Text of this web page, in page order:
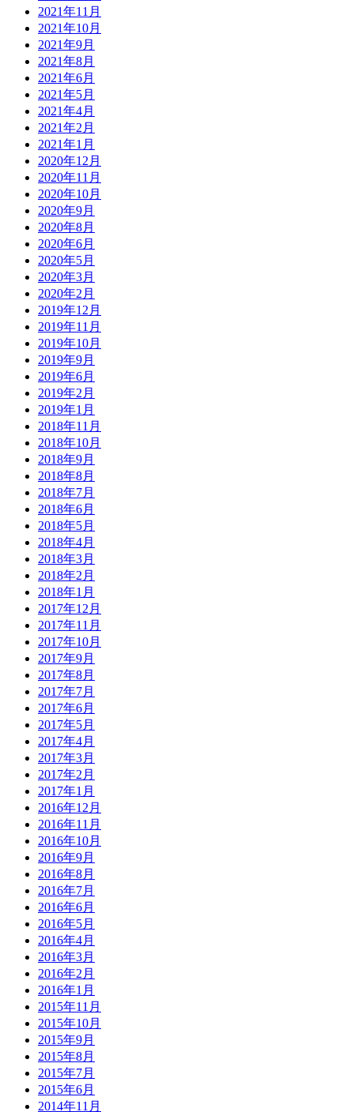
2021年11月
2021年10月
2021年9月
2021年8月
2021年6月
2021年5月
2021年4月
2021年2月
2021年1月
2020年12月
2020年11月
2020年10月
2020年9月
2020年8月
2020年6月
2020年5月
2020年3月
2020年2月
2019年12月
2019年11月
2019年10月
2019年9月
2019年6月
2019年2月
2019年1月
2018年11月
2018年10月
2018年9月
2018年8月
2018年7月
2018年6月
2018年5月
2018年4月
2018年3月
2018年2月
2018年1月
2017年12月
2017年11月
2017年10月
2017年9月
2017年8月
2017年7月
2017年6月
2017年5月
2017年4月
2017年3月
2017年2月
2017年1月
2016年12月
2016年11月
2016年10月
2016年9月
2016年8月
2016年7月
2016年6月
2016年5月
2016年4月
2016年3月
2016年2月
2016年1月
2015年11月
2015年10月
2015年9月
2015年8月
2015年7月
2015年6月
2014年11月